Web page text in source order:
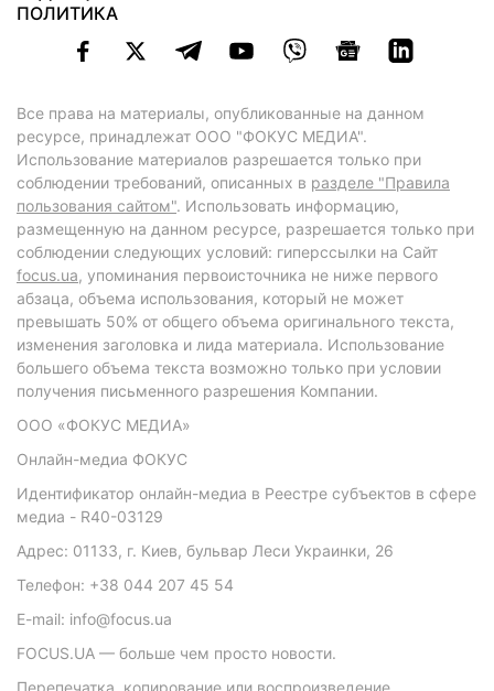
ПОЛИТИКА
Все права на материалы, опубликованные на данном
ресурсе, принадлежат ООО "ФОКУС МЕДИА".
Использование материалов разрешается только при
соблюдении требований, описанных в разделе "Правила
пользования сайтом". Использовать информацию,
размещенную на данном ресурсе, разрешается только при
соблюдении следующих условий: гиперссылки на Сайт
focus.ua, упоминания первоисточника не ниже первого
абзаца, объема использования, который не может
превышать 50% от общего объема оригинального текста,
изменения заголовка и лида материала. Использование
большего объема текста возможно только при условии
получения письменного разрешения Компании.
ООО «ФОКУС МЕДИА»
Онлайн-медиа ФОКУС
Идентификатор онлайн-медиа в Реестре субъектов в сфере
медиа - R40-03129
Адрес: 01133, г. Киев, бульвар Леси Украинки, 26
Телефон: +38 044 207 45 54
E-mail: info@focus.ua
FOCUS.UA — больше чем просто новости.
Перепечатка, копирование или воспроизведение